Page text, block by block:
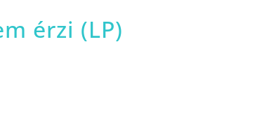
érzi (LP)